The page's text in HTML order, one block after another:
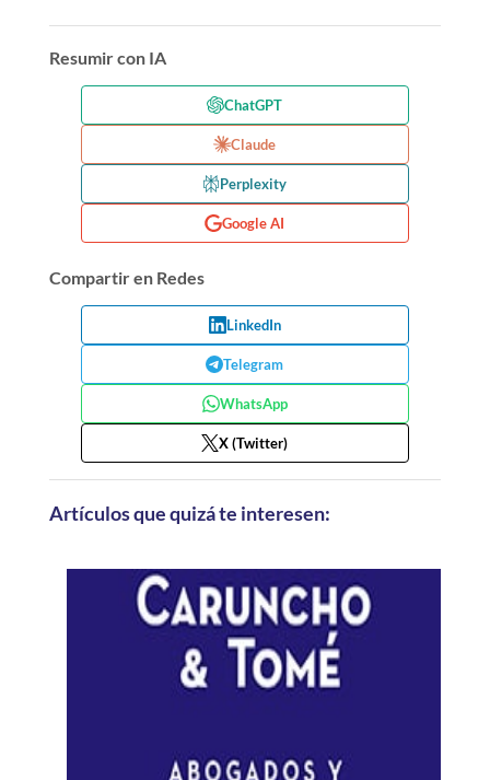
Resumir con IA
ChatGPT
Claude
Perplexity
Google AI
Compartir en Redes
LinkedIn
Telegram
WhatsApp
X (Twitter)
Artículos que quizá te interesen: